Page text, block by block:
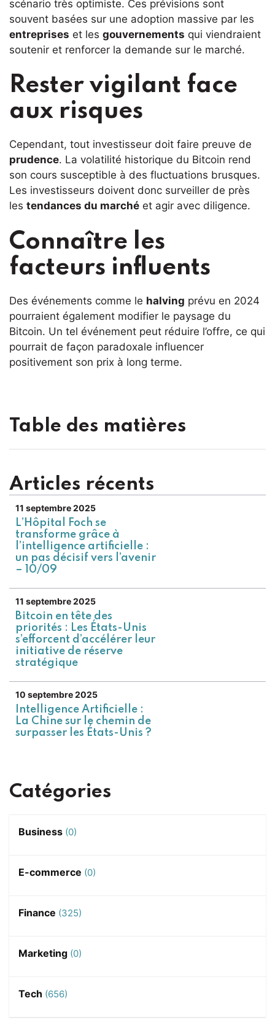
scénario très optimiste. Ces prévisions sont
souvent basées sur une adoption massive par les
entreprises et les gouvernements qui viendraient
soutenir et renforcer la demande sur le marché.
Rester vigilant face
aux risques
Cependant, tout investisseur doit faire preuve de
prudence. La volatilité historique du Bitcoin rend
son cours susceptible à des fluctuations brusques.
Les investisseurs doivent donc surveiller de près
les tendances du marché et agir avec diligence.
Connaître les
facteurs influents
Des événements comme le halving prévu en 2024
pourraient également modifier le paysage du
Bitcoin. Un tel événement peut réduire l’offre, ce qui
pourrait de façon paradoxale influencer
positivement son prix à long terme.
Table des matières
Articles récents
11 septembre 2025
L’Hôpital Foch se
transforme grâce à
l’intelligence artificielle :
un pas décisif vers l’avenir
– 10/09
11 septembre 2025
Bitcoin en tête des
priorités : Les États-Unis
s’efforcent d’accélérer leur
initiative de réserve
stratégique
10 septembre 2025
Intelligence Artificielle :
La Chine sur le chemin de
surpasser les États-Unis ?
Catégories
Business (0)
E-commerce (0)
Finance (325)
Marketing (0)
Tech (656)